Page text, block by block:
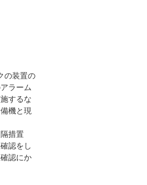
の装置の
ラーム
するな
機と現
措置
認をし
認にか